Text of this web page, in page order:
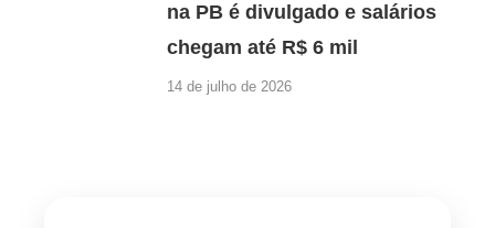
na PB é divulgado e salários
chegam até R$ 6 mil
14 de julho de 2026